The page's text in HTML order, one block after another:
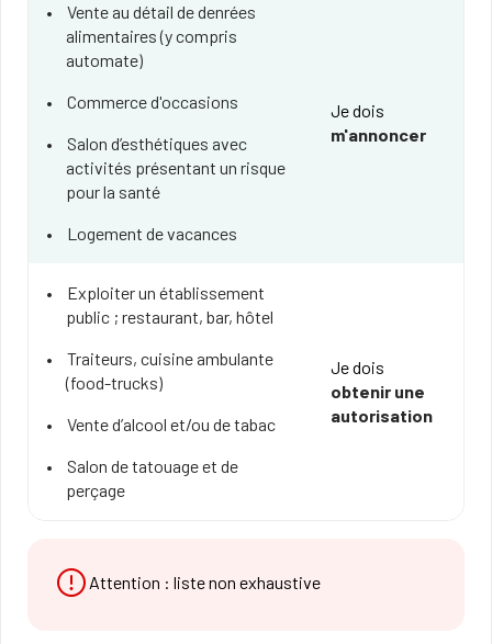
Vente au détail de denrées
alimentaires (y compris
automate)
Commerce d'occasions
Salon d’esthétiques avec
activités présentant un risque
pour la santé
Logement de vacances
Je dois
m'annoncer
Exploiter un établissement
public ; restaurant, bar, hôtel
Traiteurs, cuisine ambulante
(food-trucks)
Vente d’alcool et/ou de tabac
Salon de tatouage et de
perçage
Je dois
obtenir une
autorisation
Attention : liste non exhaustive